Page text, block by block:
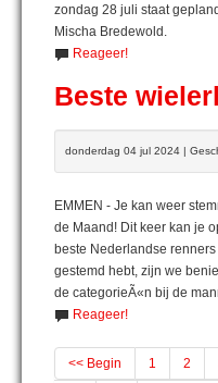
zondag 28 juli staat
Mischa Bredewold.
Reageer!
Beste
donderdag 04 jul 2024 |
EMMEN - Je kan weer
de Maand! Dit keer kan je
beste Nederlandse
gestemd hebt, zijn we
de categorieÃ«n bij de
Reageer!
<< Begin 1 2